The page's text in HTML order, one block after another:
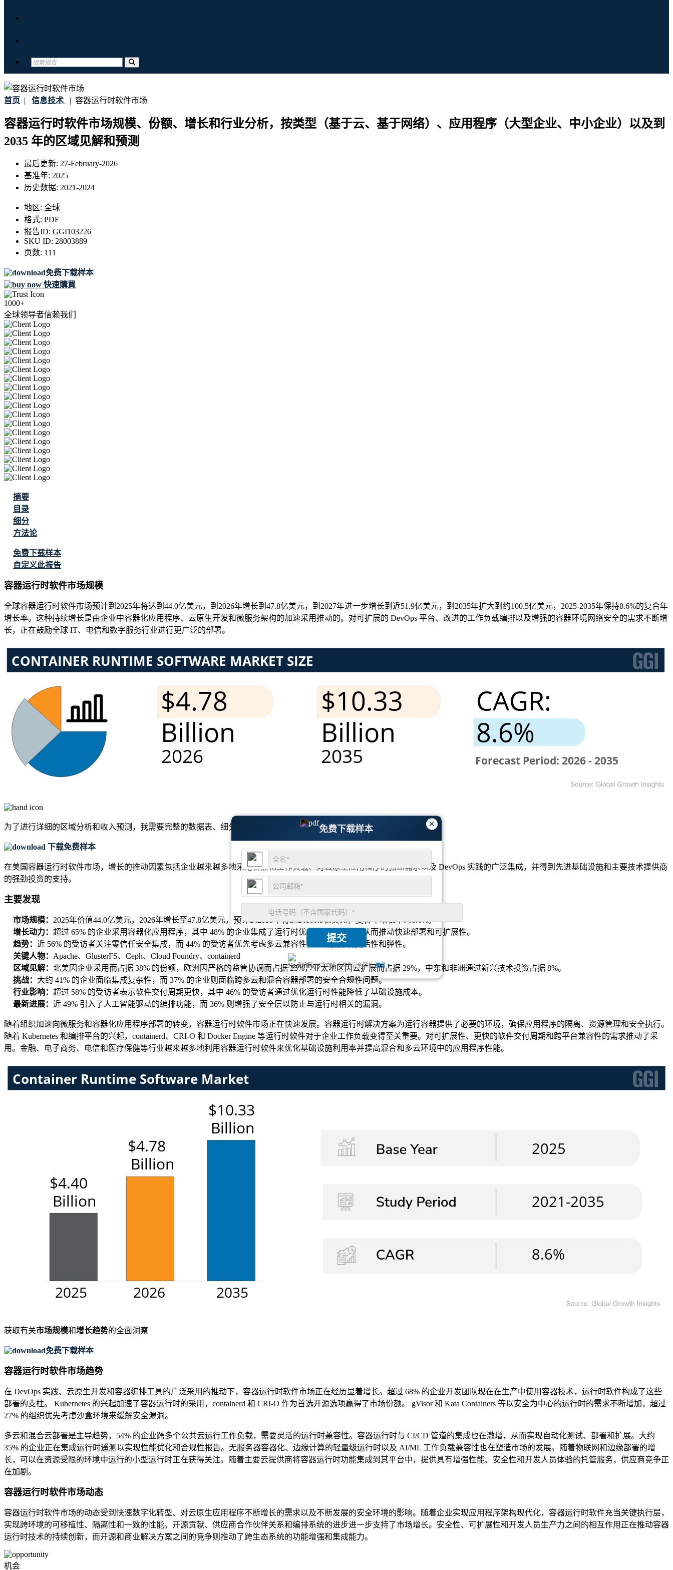
首页 | 信息技术 | 容器运行时软件市场
容器运行时软件市场规模、份额、增长和行业分析，按类型（基于云、基于网络）、应用程序（大型企业、中小企业）以及到
2035 年的区域见解和预测
最后更新: 27-February-2026
基准年: 2025
历史数据: 2021-2024
地区: 全球
格式: PDF
报告ID: GGI103226
SKU ID: 28003889
页数: 111
免费下载样本
快速購買
1000+
全球领导者信赖我们
×
免费下载样本
提交
我们保证对您的个人信息完全保密.隐私
摘要
目录
细分
方法论
免费下载样本
自定义此报告
容器运行时软件市场规模
全球容器运行时软件市场预计到2025年将达到44.0亿美元，到2026年增长到47.8亿美元，到2027年进一步增长到近51.9亿美元，到2035年扩大到约100.5亿美元，2025-2035年保持8.6%的复合年
增长率。这种持续增长是由企业中容器化应用程序、云原生开发和微服务架构的加速采用推动的。对可扩展的 DevOps 平台、改进的工作负载编排以及增强的容器环境网络安全的需求不断增
长，正在鼓励全球 IT、电信和数字服务行业进行更广泛的部署。
为了进行详细的区域分析和收入预测，我需要完整的数据表、细分市场分析和竞争格局。
下载免费样本
在美国容器运行时软件市场，增长的推动因素包括企业越来越多地采用容器化工作负载、对云原生应用程序的强劲需求以及 DevOps 实践的广泛集成，并得到先进基础设施和主要技术提供商
的强劲投资的支持。
主要发现
市场规模： 2025年价值44.0亿美元，2026年增长至47.8亿美元，预计到2035年将达到100.5亿美元，复合年增长率为8.6%。
增长动力： 超过 65% 的企业采用容器化应用程序，其中 48% 的企业集成了运行时优化以提高性能，从而推动快速部署和可扩展性。
趋势： 近 56% 的受访者关注零信任安全集成，而 44% 的受访者优先考虑多云兼容性，以增强部署灵活性和弹性。
关键人物： Apache、GlusterFS、Ceph、Cloud Foundry、containerd
区域见解： 北美因企业采用而占据 38% 的份额，欧洲因严格的监管协调而占据 25%，亚太地区因云扩展而占据 29%，中东和非洲通过新兴技术投资占据 8%。
挑战： 大约 41% 的企业面临集成复杂性，而 37% 的企业则面临跨多云和混合容器部署的安全合规性问题。
行业影响： 超过 58% 的受访者表示软件交付周期更快，其中 46% 的受访者通过优化运行时性能降低了基础设施成本。
最新进展： 近 49% 引入了人工智能驱动的编排功能，而 36% 则增强了安全层以防止与运行时相关的漏洞。
随着组织加速向微服务和容器化应用程序部署的转变，容器运行时软件市场正在快速发展。容器运行时解决方案为运行容器提供了必要的环境，确保应用程序的隔离、资源管理和安全执行。
随着 Kubernetes 和编排平台的兴起，containerd、CRI-O 和 Docker Engine 等运行时软件对于企业工作负载变得至关重要。对可扩展性、更快的软件交付周期和跨平台兼容性的需求推动了采
用。金融、电子商务、电信和医疗保健等行业越来越多地利用容器运行时软件来优化基础设施利用率并提高混合和多云环境中的应用程序性能。
获取有关市场规模和增长趋势的全面洞察
免费下载样本
容器运行时软件市场趋势
在 DevOps 实践、云原生开发和容器编排工具的广泛采用的推动下，容器运行时软件市场正在经历显着增长。超过 68% 的企业开发团队现在在生产中使用容器技术，运行时软件构成了这些
部署的支柱。 Kubernetes 的兴起加速了容器运行时的采用，containerd 和 CRI-O 作为首选开源选项赢得了市场份额。 gVisor 和 Kata Containers 等以安全为中心的运行时的需求不断增加，超过
27% 的组织优先考虑沙盒环境来缓解安全漏洞。
多云和混合云部署是主导趋势，54% 的企业跨多个公共云运行工作负载，需要灵活的运行时兼容性。容器运行时与 CI/CD 管道的集成也在激增，从而实现自动化测试、部署和扩展。大约
35% 的企业正在集成运行时遥测以实现性能优化和合规性报告。无服务器容器化、边缘计算的轻量级运行时以及 AI/ML 工作负载兼容性也在塑造市场的发展。随着物联网和边缘部署的增
长，可以在资源受限的环境中运行的小型运行时正在获得关注。随着主要云提供商将容器运行时功能集成到其平台中，提供具有增强性能、安全性和开发人员体验的托管服务，供应商竞争正
在加剧。
容器运行时软件市场动态
容器运行时软件市场的动态受到快速数字化转型、对云原生应用程序不断增长的需求以及不断发展的安全环境的影响。随着企业实现应用程序架构现代化，容器运行时软件充当关键执行层，
实现跨环境的可移植性、隔离性和一致的性能。开源贡献、供应商合作伙伴关系和编排系统的进步进一步支持了市场增长。安全性、可扩展性和开发人员生产力之间的相互作用正在推动容器
运行时技术的持续创新，而开源和商业解决方案之间的竞争则推动了跨生态系统的功能增强和集成能力。
机会